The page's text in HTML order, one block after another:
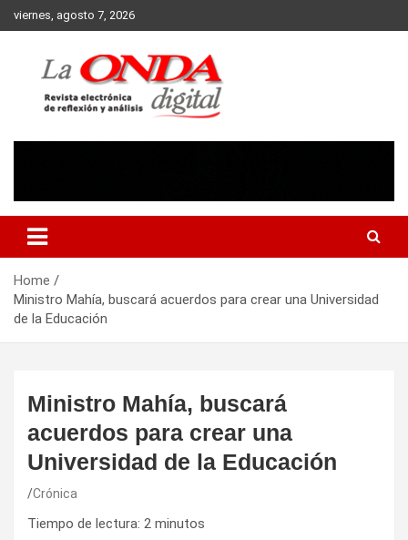
Skip
to
viernes, agosto 7, 2026
Home
Ministro Mahía, buscará acuerdos para crear una Universidad
de la Educación
Ministro Mahía, buscará
acuerdos para crear una
Universidad de la Educación
Crónica
Tiempo de lectura: 2 minutos